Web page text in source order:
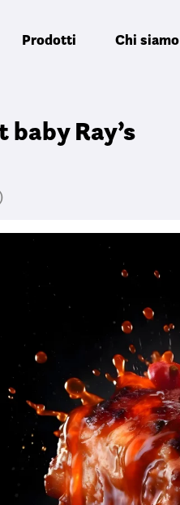
Prodotti Chi siamo
baby Ray’s